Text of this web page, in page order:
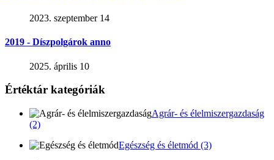
2023. szeptember 14
2019 - Díszpolgárok anno
2025. április 10
Értéktár kategóriák
Agrár- és élelmiszergazdaság
(2)
Egészség és életmód (3)